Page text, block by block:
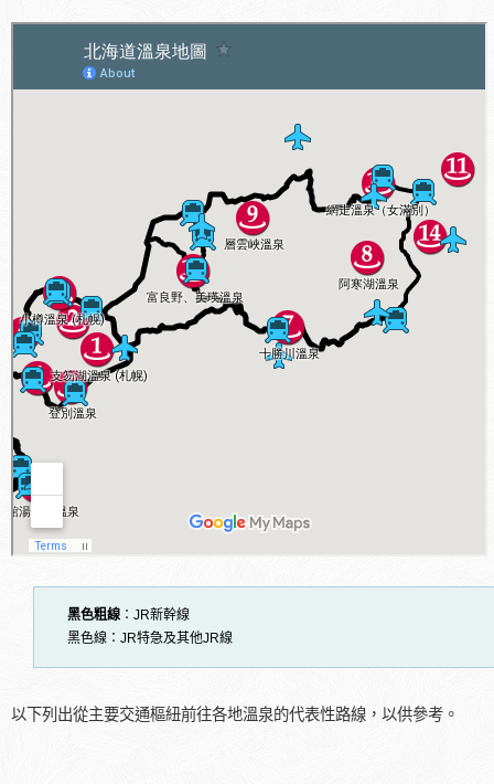
黑色粗線 ：JR新幹線
黑色線：JR特急及其他JR線
以下列出從主要交通樞紐前往各地溫泉的代表性路線，以供參考。